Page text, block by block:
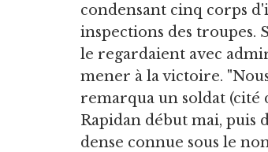
condensant cinq corps
inspections des troupes.
le regardaient avec
mener à la victoire.
remarqua un soldat (cité
Rapidan début mai, puis
dense connue sous le